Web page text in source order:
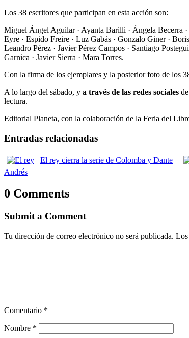
Los 38 escritores que participan en esta acción son:
Miguel Ángel Aguilar · Ayanta Barilli · Ángela Becerra ·
Eyre · Espido Freire · Luz Gabás · Gonzalo Giner ·
Leandro Pérez · Javier Pérez Campos · Santiago
Garnica · Javier Sierra · Mara Torres.
Con la firma de los ejemplares y la posterior foto de los
A lo largo del sábado, y a través de las redes sociales
lectura.
Editorial Planeta, con la colaboración de la Feria del
Entradas relacionadas
El rey cierra la serie de Colomba y Dante
Andrés
0 Comments
Submit a Comment
Tu dirección de correo electrónico no será publicada. Los
Comentario *
Nombre *